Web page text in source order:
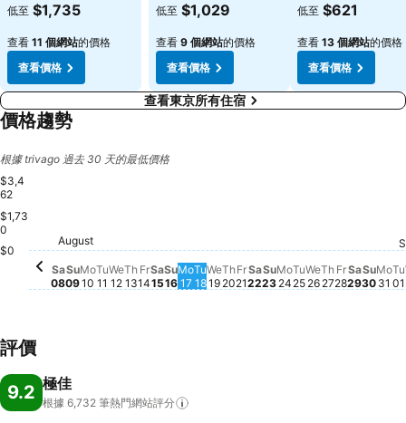
低至 $1,735
查看 11 個網站的價格
查看價格
低至 $1,029
查看 9 個網站的價格
查看價格
低至 $621
查看 13 個網站的價格
查看價格
查看東京所有住宿
價格趨勢
根據 trivago 過去 30 天的最低價格
$3,4
62
$1,73
0
$0
Saturday, August 08
$2,306
August
Sa
08
Sunday, August 09
$1,700
Su
09
Monday, August 10
$2,092
Mo
10
Tuesday, August 11
$1,843
Tu
11
Wednesday, August 12
$2,095
We
12
Th
13
Friday, August 14
$1,915
Fr
14
Sa
15
Sunday, August 16
$1,814
Su
16
Monday, August 17
$1,696
Mo
17
Tuesday, August 18
$1,699
Tu
18
We
19
Th
20
Fr
21
Sa
22
Sunday, August 23
$1,754
Su
23
Monday, August
$1,704
Mo
24
Tuesday,
$1,844
Tu
25
Wednesday,
$1,825
We
26
Thursday,
$1,846
Th
27
Friday,
Fr
28
$2,488
Sa
29
Su
30
Mo
31
Tu
01
評價
9.2 極佳
根據 6,732 筆熱門網站評分